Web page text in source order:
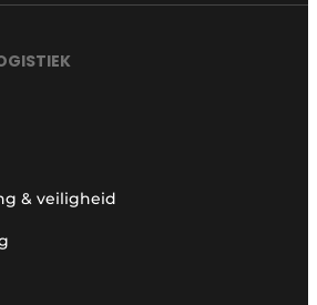
& veiligheid